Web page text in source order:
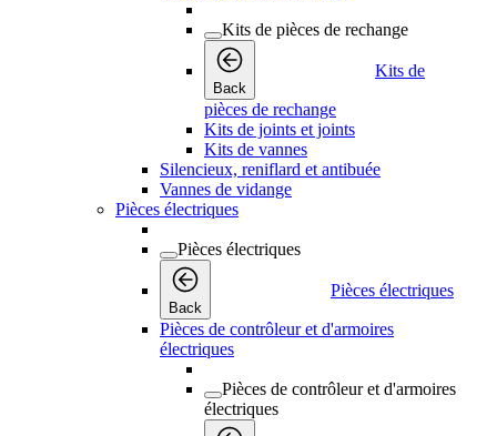
Kits de pièces de rechange
Back
Kits de
pièces de rechange
Kits de joints et joints
Kits de vannes
Silencieux, reniflard et antibuée
Vannes de vidange
Pièces électriques
Pièces électriques
Back
Pièces électriques
Pièces de contrôleur et d'armoires
électriques
Pièces de contrôleur et d'armoires
électriques